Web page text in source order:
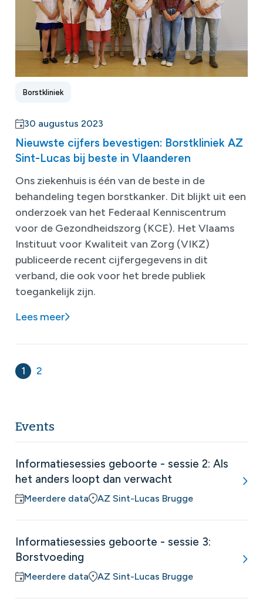
Borstkliniek
30 augustus 2023
Nieuwste cijfers bevestigen: Borstkliniek AZ
Sint-Lucas bij beste in Vlaanderen
Ons ziekenhuis is één van de beste in de
behandeling tegen borstkanker. Dit blijkt uit een
onderzoek van het Federaal Kenniscentrum
voor de Gezondheidszorg (KCE). Het Vlaams
Instituut voor Kwaliteit van Zorg (VIKZ)
publiceerde recent cijfergegevens in dit
verband, die ook voor het brede publiek
toegankelijk zijn.
Lees meer
1 2
Events
Informatiesessies geboorte - sessie 2: Als
het anders loopt dan verwacht
Meerdere data AZ Sint-Lucas Brugge
Informatiesessies geboorte - sessie 3:
Borstvoeding
Meerdere data AZ Sint-Lucas Brugge